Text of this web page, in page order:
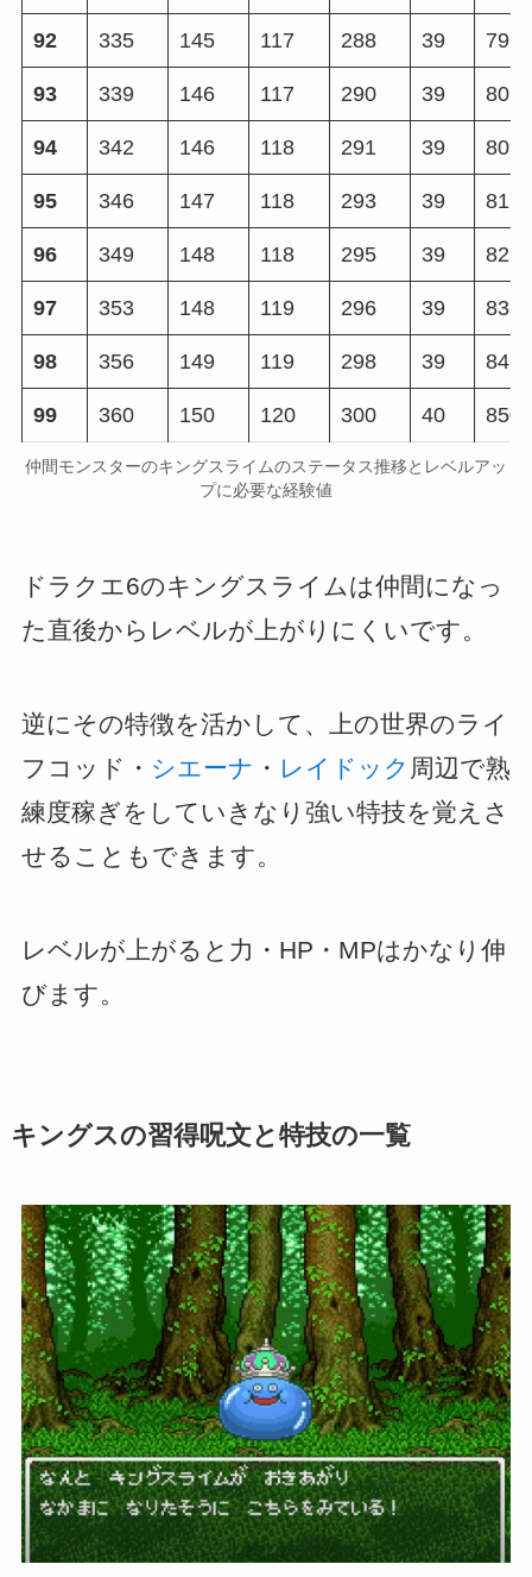
92 335 145 117 288 39 792
93 339 146 117 290 39 801
94 342 146 118 291 39 809
95 346 147 118 293 39 817
96 349 148 118 295 39 825
97 353 148 119 296 39 833
98 356 149 119 298 39 841
99 360 150 120 300 40 850
仲間モンスターのキングスライムのステータス推移とレベルアッ
プに必要な経験値
ドラクエ6のキングスライムは仲間になっ
た直後からレベルが上がりにくいです。
逆にその特徴を活かして、上の世界のライ
フコッド・ シエーナ ・ レイドック 周辺で熟
練度稼ぎをしていきなり強い特技を覚えさ
せることもできます。
レベルが上がると力・HP・MPはかなり伸
びます。
キングスの習得呪文と特技の一覧